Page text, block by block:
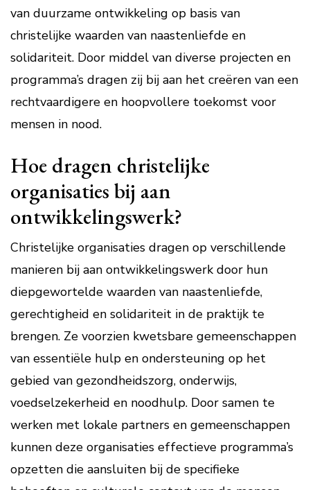
van duurzame ontwikkeling op basis van
christelijke waarden van naastenliefde en
solidariteit. Door middel van diverse projecten en
programma’s dragen zij bij aan het creëren van een
rechtvaardigere en hoopvollere toekomst voor
mensen in nood.
Hoe dragen christelijke
organisaties bij aan
ontwikkelingswerk?
Christelijke organisaties dragen op verschillende
manieren bij aan ontwikkelingswerk door hun
diepgewortelde waarden van naastenliefde,
gerechtigheid en solidariteit in de praktijk te
brengen. Ze voorzien kwetsbare gemeenschappen
van essentiële hulp en ondersteuning op het
gebied van gezondheidszorg, onderwijs,
voedselzekerheid en noodhulp. Door samen te
werken met lokale partners en gemeenschappen
kunnen deze organisaties effectieve programma’s
opzetten die aansluiten bij de specifieke